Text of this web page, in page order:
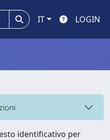
IT LOGIN
identificativo per